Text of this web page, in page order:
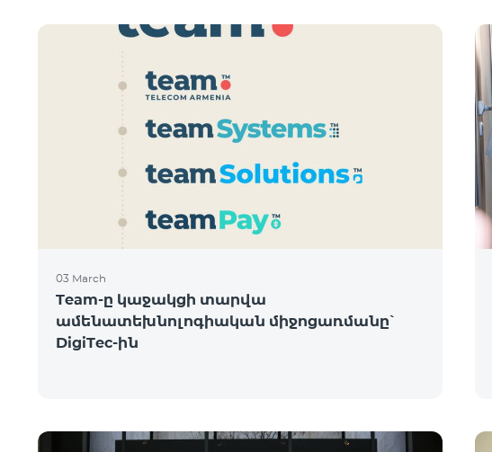
03 March
Team-ը կաջակցի տարվա
ամենատեխնոլոգիական միջոցառմանը՝
DigiTec-ին